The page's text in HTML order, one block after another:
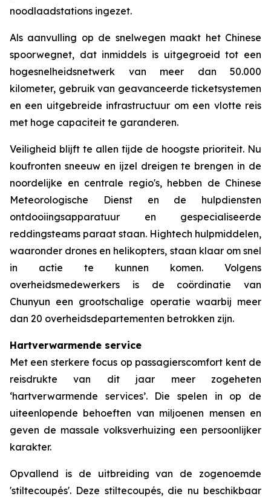
noodlaadstations ingezet.
Als aanvulling op de snelwegen maakt het Chinese
spoorwegnet, dat inmiddels is uitgegroeid tot een
hogesnelheidsnetwerk van meer dan 50.000
kilometer, gebruik van geavanceerde ticketsystemen
en een uitgebreide infrastructuur om een ​​vlotte reis
met hoge capaciteit te garanderen.
Veiligheid blijft te allen tijde de hoogste prioriteit. Nu
koufronten sneeuw en ijzel dreigen te brengen in de
noordelijke en centrale regio's, hebben de Chinese
Meteorologische Dienst en de hulpdiensten
ontdooiingsapparatuur en gespecialiseerde
reddingsteams paraat staan. Hightech hulpmiddelen,
waaronder drones en helikopters, staan klaar om snel
in actie te kunnen komen. Volgens
overheidsmedewerkers is de coördinatie van
Chunyun een grootschalige operatie waarbij meer
dan 20 overheidsdepartementen betrokken zijn.
Hartverwarmende service
Met een sterkere focus op passagierscomfort kent de
reisdrukte van dit jaar meer zogeheten
‘hartverwarmende services’. Die spelen in op de
uiteenlopende behoeften van miljoenen mensen en
geven de massale volksverhuizing een persoonlijker
karakter.
Opvallend is de uitbreiding van de zogenoemde
'stiltecoupés'. Deze stiltecoupés, die nu beschikbaar